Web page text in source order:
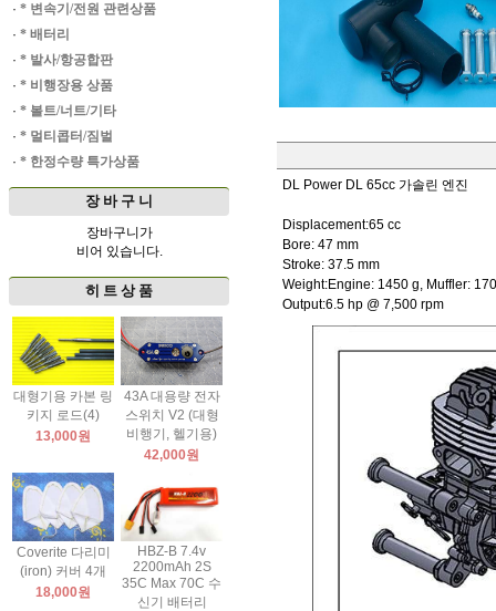
· * 변속기/전원 관련상품
· * 배터리
· * 발사/항공합판
· * 비행장용 상품
· * 볼트/너트/기타
· * 멀티콥터/짐벌
· * 한정수량 특가상품
장 바 구 니
장바구니가
비어 있습니다.
히 트 상 품
대형기용 카본 링
키지 로드(4)
13,000원
43A 대용량 전자
스위치 V2 (대형
비행기, 헬기용)
42,000원
Coverite 다리미
(iron) 커버 4개
18,000원
HBZ-B 7.4v
2200mAh 2S
35C Max 70C 수
신기 배터리
DL Power DL 65cc 가솔린 엔진
Displacement:65 cc
Bore: 47 mm
Stroke: 37.5 mm
Weight:Engine: 1450 g, Muffler:
Output:6.5 hp @ 7,500 rpm